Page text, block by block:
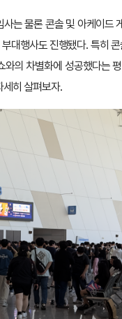
는 물론 콘솔 및 아케이드
대행사도 진행됐다. 특히 콘
와의 차별화에 성공했다는
세히 살펴보자.